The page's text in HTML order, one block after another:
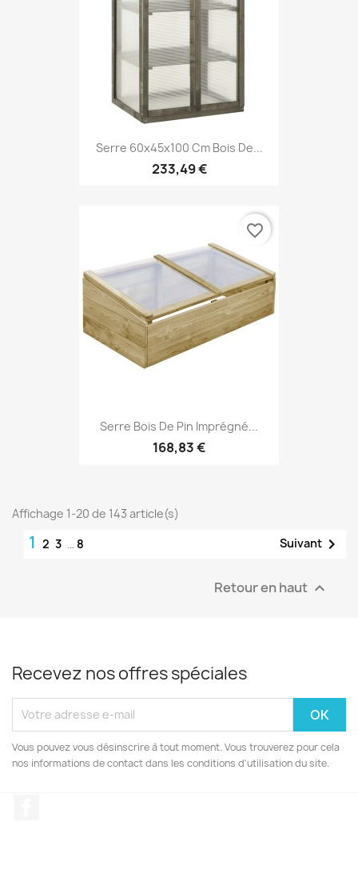
Serre 60x45x100 Cm Bois De...
233,49 €
Serre Bois De Pin Imprégné...
168,83 €
favorite_border
Affichage 1-20 de 143 article(s)
1 2 3 … 8 Suivant 
Retour en haut 
Recevez nos offres spéciales
Vous pouvez vous désinscrire à tout moment. Vous trouverez pour cela
nos informations de contact dans les conditions d'utilisation du site.